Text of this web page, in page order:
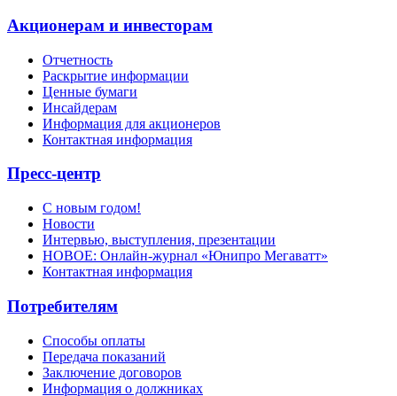
Акционерам и инвесторам
Отчетность
Раскрытие информации
Ценные бумаги
Инсайдерам
Информация для акционеров
Контактная информация
Пресс-центр
С новым годом!
Новости
Интервью, выступления, презентации
НОВОЕ: Онлайн-журнал «Юнипро Мегаватт»
Контактная информация
Потребителям
Способы оплаты
Передача показаний
Заключение договоров
Информация о должниках